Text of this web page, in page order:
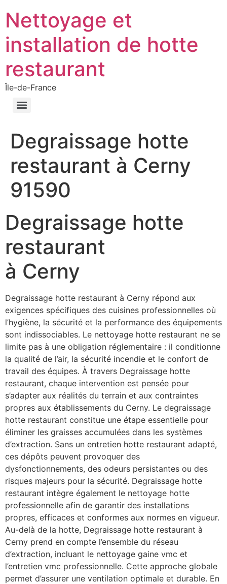
Nettoyage et
installation de hotte
restaurant
Île-de-France
Degraissage hotte
restaurant à Cerny
91590
Degraissage hotte
restaurant
à Cerny
Degraissage hotte restaurant à Cerny répond aux
exigences spécifiques des cuisines professionnelles où
l’hygiène, la sécurité et la performance des équipements
sont indissociables. Le nettoyage hotte restaurant ne se
limite pas à une obligation réglementaire : il conditionne
la qualité de l’air, la sécurité incendie et le confort de
travail des équipes. À travers Degraissage hotte
restaurant, chaque intervention est pensée pour
s’adapter aux réalités du terrain et aux contraintes
propres aux établissements du Cerny. Le degraissage
hotte restaurant constitue une étape essentielle pour
éliminer les graisses accumulées dans les systèmes
d’extraction. Sans un entretien hotte restaurant adapté,
ces dépôts peuvent provoquer des
dysfonctionnements, des odeurs persistantes ou des
risques majeurs pour la sécurité. Degraissage hotte
restaurant intègre également le nettoyage hotte
professionnelle afin de garantir des installations
propres, efficaces et conformes aux normes en vigueur.
Au-delà de la hotte, Degraissage hotte restaurant à
Cerny prend en compte l’ensemble du réseau
d’extraction, incluant le nettoyage gaine vmc et
l’entretien vmc professionnelle. Cette approche globale
permet d’assurer une ventilation optimale et durable. En